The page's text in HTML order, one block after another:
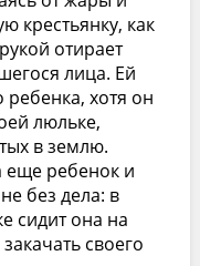
крестьянку, как
отирает
лица. Ей
хотя он
люльке,
в землю.
еще ребенок и
без дела: в
сидит она на
своего